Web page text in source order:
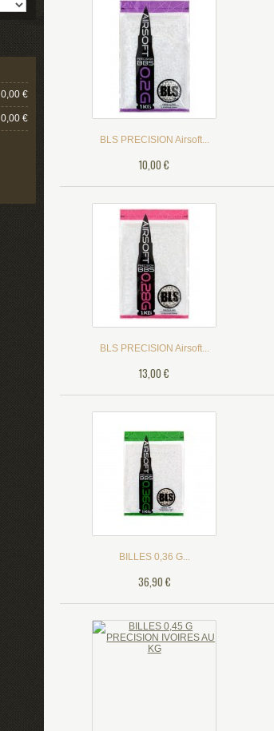
0,00 €
0,00 €
BLS PRECISION Airsoft...
10,00 €
BLS PRECISION Airsoft...
13,00 €
BILLES 0,36 G...
36,90 €